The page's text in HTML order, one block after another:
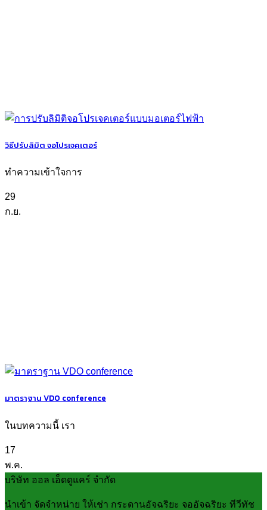
วิธีปรับลิมิต จอโปรเจคเตอร์
ทำความเข้าใจการ
29
ก.ย.
มาตราฐาน VDO conference
ในบทความนี้ เรา
17
พ.ค.
บริษัท ออล เอ็ดดูแคร์ จำกัด
นำเข้า จัดจำหน่าย ให้เช่า กระดานอัจฉริยะ จออัจฉริยะ ทีวีทัช